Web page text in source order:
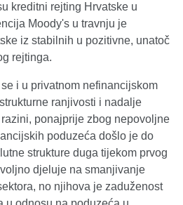
kreditni rejting Hrvatske u
Moody's u travnju je
iz stabilnih u pozitivne, unatoč
rejtinga.
i u privatnom nefinancijskom
ranjivosti i nadalje
ponajprije zbog nepovoljne
poduzeća došlo je do
strukture duga tijekom prvog
djeluje na smanjivanje
no njihova je zaduženost